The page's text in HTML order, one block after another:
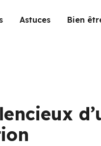
Astuces Bien